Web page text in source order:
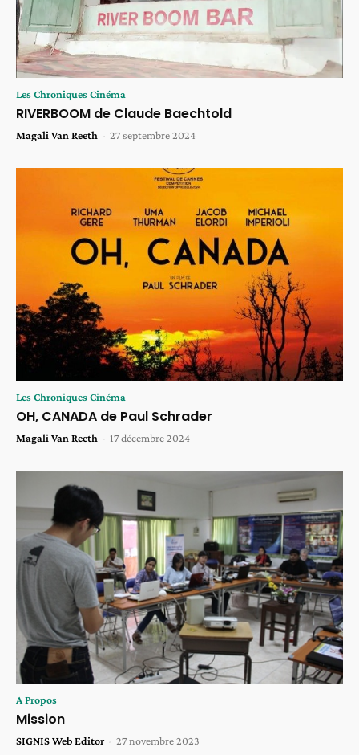
Les Chroniques Cinéma
RIVERBOOM de Claude Baechtold
Magali Van Reeth - 27 septembre 2024
Les Chroniques Cinéma
OH, CANADA de Paul Schrader
Magali Van Reeth - 17 décembre 2024
A Propos
Mission
SIGNIS Web Editor - 27 novembre 2023